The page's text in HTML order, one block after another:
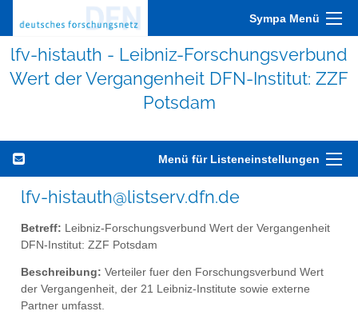
Sympa Menü
lfv-histauth - Leibniz-Forschungsverbund
Wert der Vergangenheit DFN-Institut: ZZF
Potsdam
Menü für Listeneinstellungen
lfv-histauth@listserv.dfn.de
Betreff: Leibniz-Forschungsverbund Wert der Vergangenheit
DFN-Institut: ZZF Potsdam
Beschreibung: Verteiler fuer den Forschungsverbund Wert
der Vergangenheit, der 21 Leibniz-Institute sowie externe
Partner umfasst.